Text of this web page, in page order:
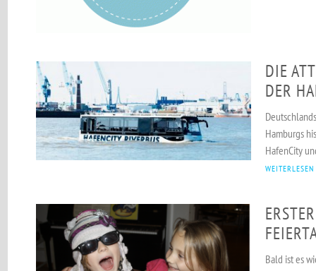
DIE
DER
Hamburgs
HafenCity
WEITERLESEN
Bald ist es